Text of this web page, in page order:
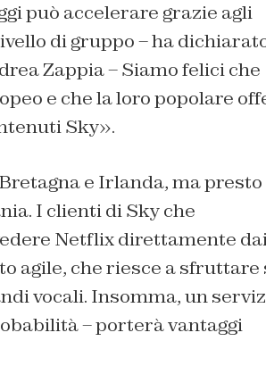
può accelerare grazie agli
di gruppo – ha
Zappia – Siamo felici che
e che la loro popolare
Sky».
e Irlanda, ma presto
I clienti di Sky che
Netflix direttamente
agile, che riesce a sfruttare
vocali. Insomma, un
– porterà vantaggi